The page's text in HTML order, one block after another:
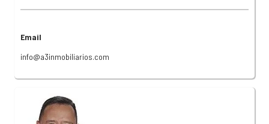
Email
info@a3inmobiliarios.com